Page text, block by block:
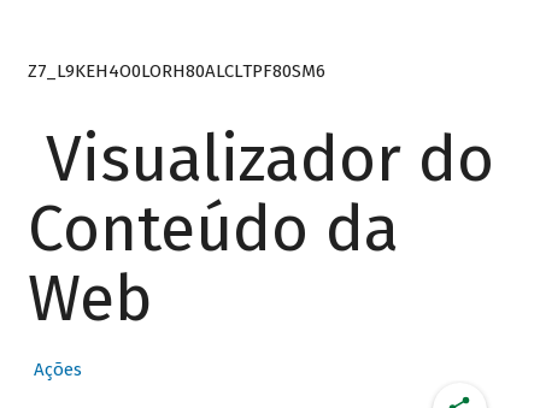
Z7_L9KEH4O0LORH80ALCLTPF80SM6
Visualizador do
Conteúdo da
Web
Ações